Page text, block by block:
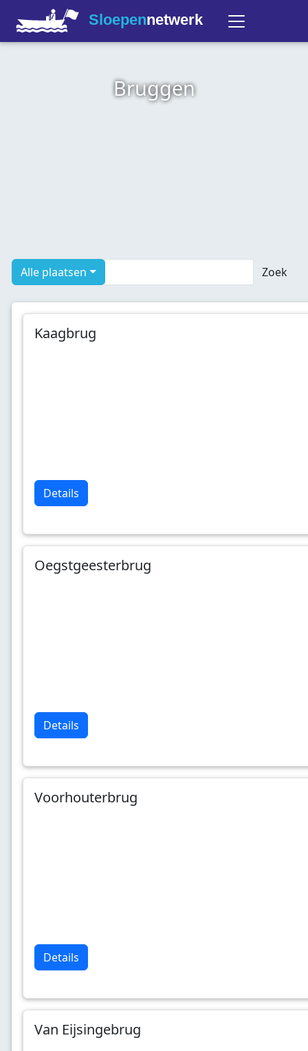
Sloepennetwerk
Bruggen
Alle plaatsen Zoek
Kaagbrug
Details
Oegstgeesterbrug
Details
Voorhouterbrug
Details
Van Eijsingebrug